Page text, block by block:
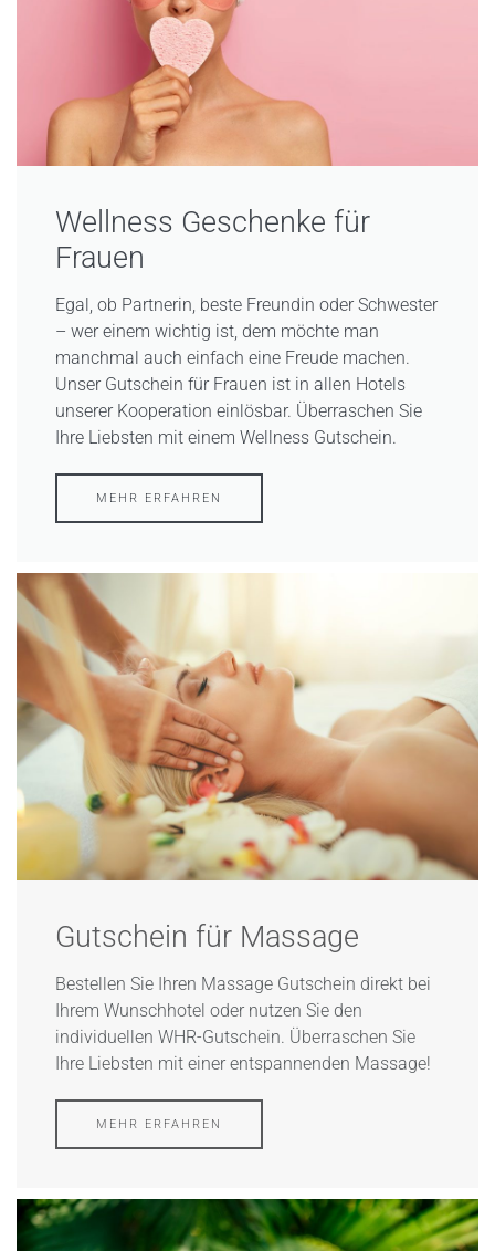
Wellness Geschenke für
Frauen
Egal, ob Partnerin, beste Freundin oder Schwester
– wer einem wichtig ist, dem möchte man
manchmal auch einfach eine Freude machen.
Unser Gutschein für Frauen ist in allen Hotels
unserer Kooperation einlösbar. Überraschen Sie
Ihre Liebsten mit einem Wellness Gutschein.
MEHR ERFAHREN
Gutschein für Massage​
Bestellen Sie Ihren Massage Gutschein direkt bei
Ihrem Wunschhotel oder nutzen Sie den
individuellen WHR-Gutschein. Überraschen Sie
Ihre Liebsten mit einer entspannenden Massage!
MEHR ERFAHREN